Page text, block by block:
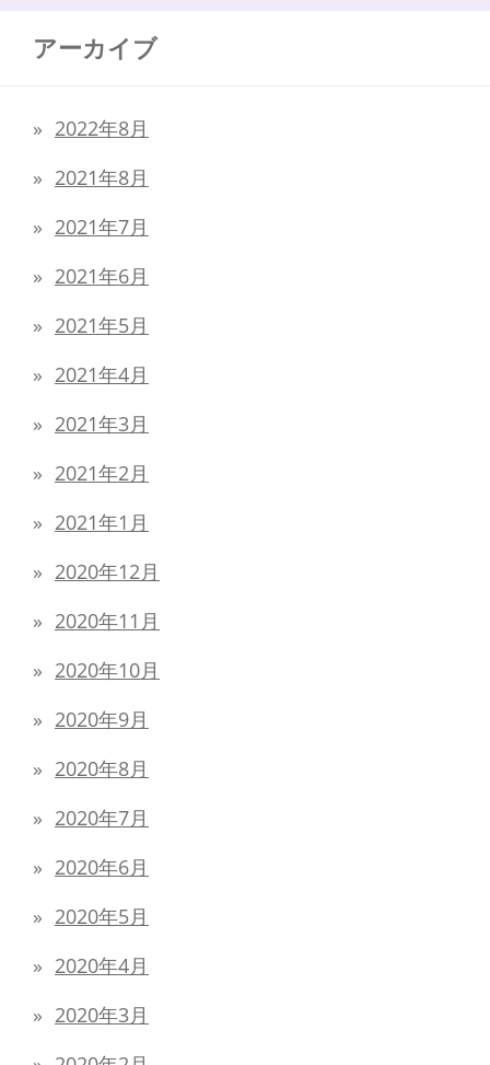
アーカイブ
2022年8月
2021年8月
2021年7月
2021年6月
2021年5月
2021年4月
2021年3月
2021年2月
2021年1月
2020年12月
2020年11月
2020年10月
2020年9月
2020年8月
2020年7月
2020年6月
2020年5月
2020年4月
2020年3月